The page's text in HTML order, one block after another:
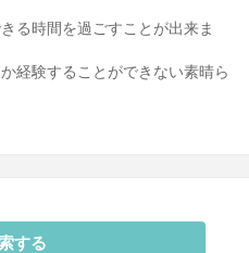
る時間を過ごすことが出来ま
経験することができない素晴ら
する